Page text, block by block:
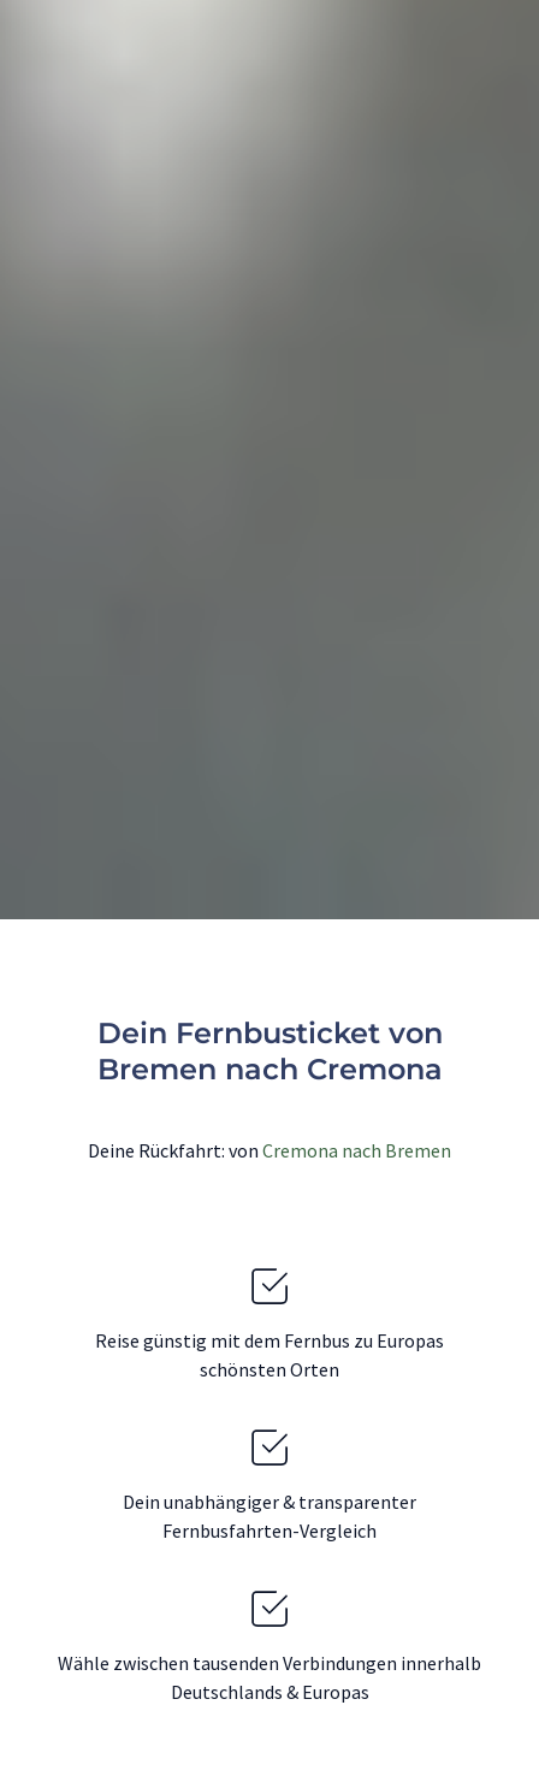
Dein Fernbusticket von
Bremen nach Cremona
Deine Rückfahrt: von Cremona nach Bremen
Reise günstig mit dem Fernbus zu Europas
schönsten Orten
Dein unabhängiger & transparenter
Fernbusfahrten-Vergleich
Wähle zwischen tausenden Verbindungen innerhalb
Deutschlands & Europas